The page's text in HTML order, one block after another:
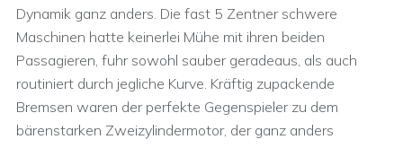
Dynamik ganz anders. Die fast 5 Zentner schwere
Maschinen hatte keinerlei Mühe mit ihren beiden
Passagieren, fuhr sowohl sauber geradeaus, als auch
routiniert durch jegliche Kurve. Kräftig zupackende
Bremsen waren der perfekte Gegenspieler zu dem
bärenstarken Zweizylindermotor, der ganz anders